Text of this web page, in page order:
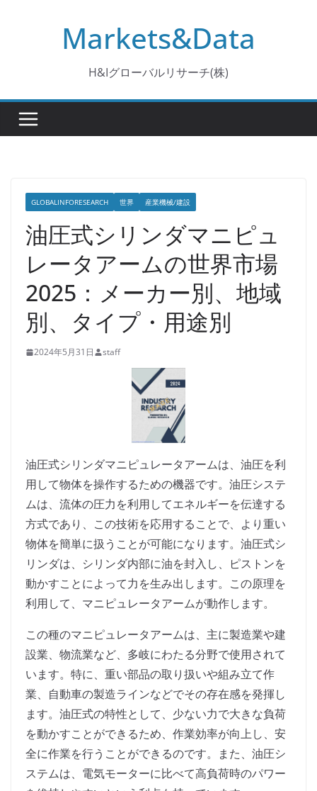
Markets&Data
H&Iグローバルリサーチ(株)
GLOBALINFORESEARCH 世界 産業機械/建設
油圧式シリンダマニピュ
レータアームの世界市場
2025：メーカー別、地域
別、タイプ・用途別
2024年5月31日 staff
油圧式シリンダマニピュレータアームは、油圧を利
用して物体を操作するための機器です。油圧システ
ムは、流体の圧力を利用してエネルギーを伝達する
方式であり、この技術を応用することで、より重い
物体を簡単に扱うことが可能になります。油圧式シ
リンダは、シリンダ内部に油を封入し、ピストンを
動かすことによって力を生み出します。この原理を
利用して、マニピュレータアームが動作します。
この種のマニピュレータアームは、主に製造業や建
設業、物流業など、多岐にわたる分野で使用されて
います。特に、重い部品の取り扱いや組み立て作
業、自動車の製造ラインなどでその存在感を発揮し
ます。油圧式の特性として、少ない力で大きな負荷
を動かすことができるため、作業効率が向上し、安
全に作業を行うことができるのです。また、油圧シ
ステムは、電気モーターに比べて高負荷時のパワー